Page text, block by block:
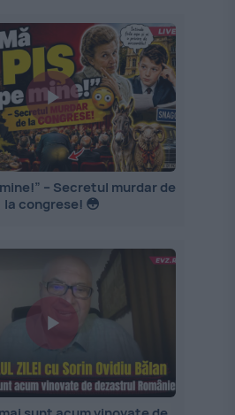
– Secretul murdar de
la congrese! 😳